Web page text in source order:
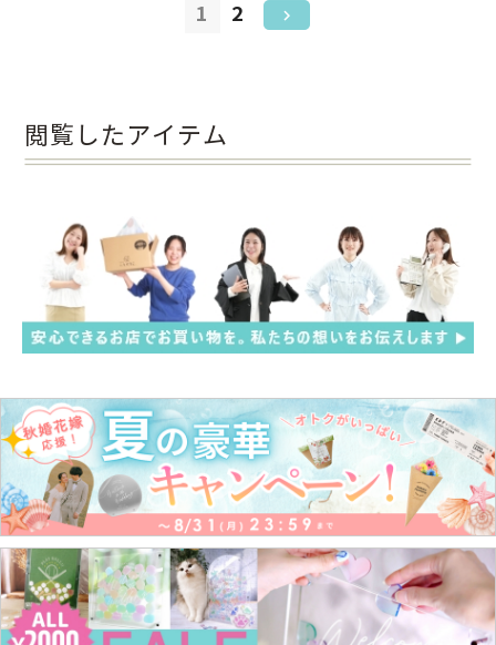
1 2
閲覧したアイテム